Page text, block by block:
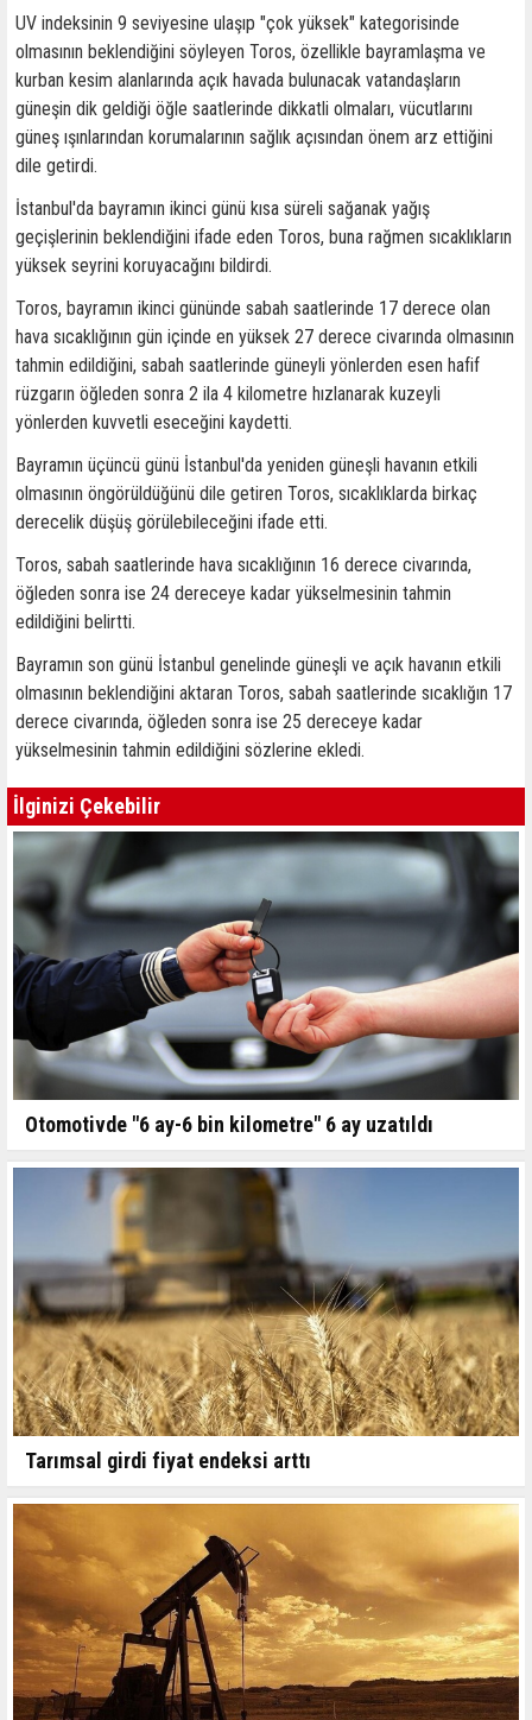
UV indeksinin 9 seviyesine ulaşıp "çok yüksek" kategorisinde
olmasının beklendiğini söyleyen Toros, özellikle bayramlaşma ve
kurban kesim alanlarında açık havada bulunacak vatandaşların
güneşin dik geldiği öğle saatlerinde dikkatli olmaları, vücutlarını
güneş ışınlarından korumalarının sağlık açısından önem arz ettiğini
dile getirdi.
İstanbul'da bayramın ikinci günü kısa süreli sağanak yağış
geçişlerinin beklendiğini ifade eden Toros, buna rağmen sıcaklıkların
yüksek seyrini koruyacağını bildirdi.
Toros, bayramın ikinci gününde sabah saatlerinde 17 derece olan
hava sıcaklığının gün içinde en yüksek 27 derece civarında olmasının
tahmin edildiğini, sabah saatlerinde güneyli yönlerden esen hafif
rüzgarın öğleden sonra 2 ila 4 kilometre hızlanarak kuzeyli
yönlerden kuvvetli eseceğini kaydetti.
Bayramın üçüncü günü İstanbul'da yeniden güneşli havanın etkili
olmasının öngörüldüğünü dile getiren Toros, sıcaklıklarda birkaç
derecelik düşüş görülebileceğini ifade etti.
Toros, sabah saatlerinde hava sıcaklığının 16 derece civarında,
öğleden sonra ise 24 dereceye kadar yükselmesinin tahmin
edildiğini belirtti.
Bayramın son günü İstanbul genelinde güneşli ve açık havanın etkili
olmasının beklendiğini aktaran Toros, sabah saatlerinde sıcaklığın 17
derece civarında, öğleden sonra ise 25 dereceye kadar
yükselmesinin tahmin edildiğini sözlerine ekledi.
İlginizi Çekebilir
Otomotivde "6 ay-6 bin kilometre" 6 ay uzatıldı
Tarımsal girdi fiyat endeksi arttı